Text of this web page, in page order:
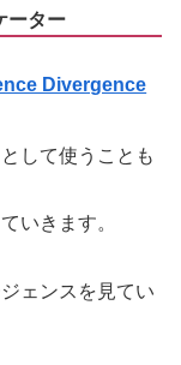
ーター
Divergence
して使うことも
いきます。
ェンスを見てい